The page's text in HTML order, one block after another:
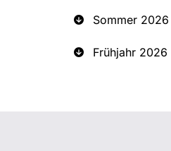
Sommer 2026
Frühjahr 2026